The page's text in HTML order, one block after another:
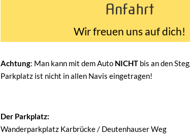
Anfahrt
Wir freuen uns auf dich!
Achtung: Man kann mit dem Auto NICHT bis an den
Parkplatz ist nicht in allen Navis eingetragen!
Der Parkplatz:
Wanderparkplatz Karbrücke / Deutenhauser Weg